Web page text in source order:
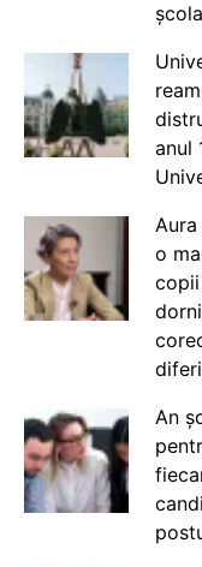
anul
o
copii
An